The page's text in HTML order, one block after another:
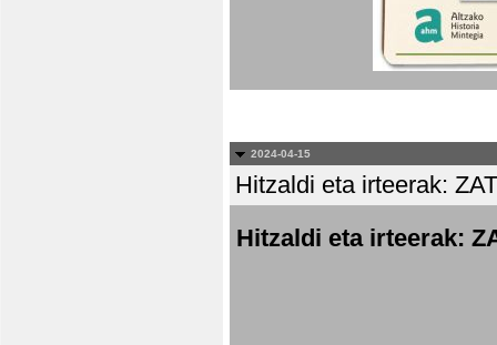
2024-04-15
Hitzaldi eta irteerak:
Hitzaldi eta irteerak: